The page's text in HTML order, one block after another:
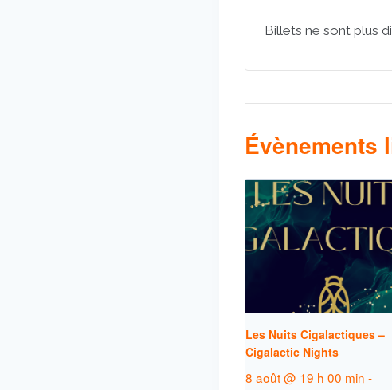
Billets ne sont plus
Évènements
Les Nuits Cigalactiques –
Cigalactic Nights
8 août @ 19 h 00 min -